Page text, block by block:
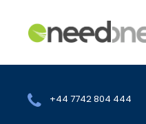
+44 7742 804 444